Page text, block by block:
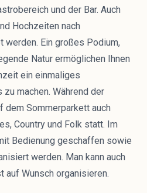
und der Bar. Auch
Hochzeiten nach
werden. Ein großes Podium,
Natur ermöglichen Ihnen
ein einmaliges
machen. Während der
dem Sommerparkett auch
Country und Folk statt. Im
Bedienung geschaffen sowie
werden. Man kann auch
Wunsch organisieren.